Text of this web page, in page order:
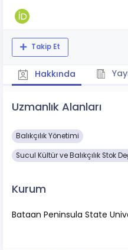
Takip Et
Hakkında
Uzmanlık Alanları
Balıkçılık Yönetimi
Sucul Kültür ve Balıkçılık Stok
Kurum
Bataan Peninsula State